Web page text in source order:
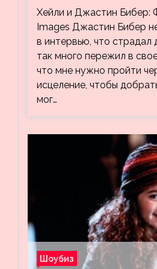
видео, на котором его
Хейли
Хейли и Джастин Бибер:
Images Джастин Бибер
в интервью, что страдал
так много пережил в
что мне нужно пройти
исцеление, чтобы
мог…
Шоубиз